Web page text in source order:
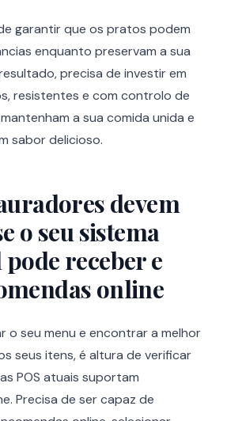
garantir que os pratos podem
enquanto preservam a sua
precisa de investir em
resistentes e com controlo de
a sua comida unida e
sabor delicioso.
devem
o seu sistema
pode receber e
online
o seu menu e encontrar a melhor
seus itens, é altura de verificar
POS atuais suportam
Precisa de ser capaz de